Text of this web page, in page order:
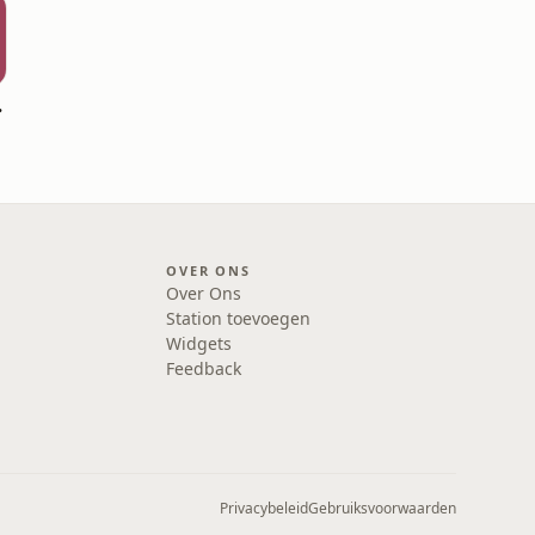
OVER ONS
Over Ons
Station toevoegen
Widgets
Feedback
PrivacybeleidGebruiksvoorwaarden